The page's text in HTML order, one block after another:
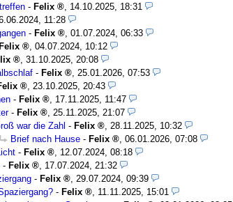
- Felix
14.10.2025, 18:31
11:28
- Felix
01.07.2024, 06:33
04.07.2024, 10:12
31.10.2025, 20:08
- Felix
25.01.2026, 07:53
23.10.2025, 20:43
- Felix
17.11.2025, 11:47
- Felix
25.11.2025, 21:07
war die Zahl - Felix
28.11.2025, 10:32
Brief nach Hause - Felix
06.01.2026, 07:08
- Felix
12.07.2024, 08:18
- Felix
17.07.2024, 21:32
- Felix
29.07.2024, 09:39
- Felix
11.11.2025, 15:01